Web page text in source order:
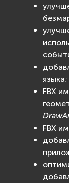
языка;
FBX
FBX